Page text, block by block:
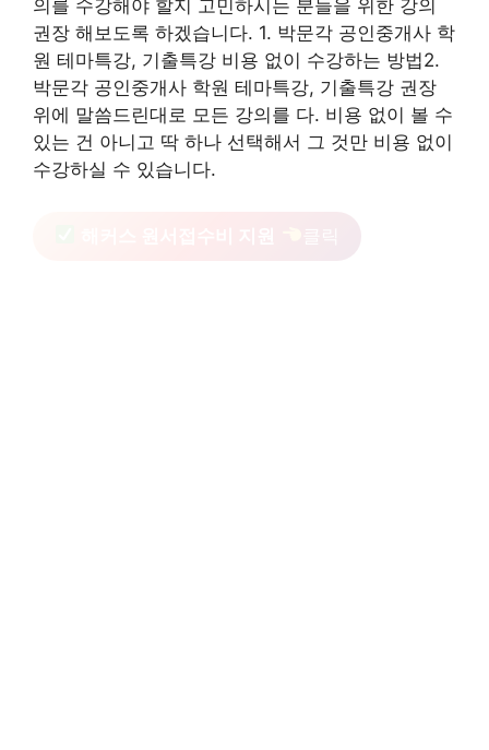
의를 수강해야 할지 고민하시는 분들을 위한 강의
권장 해보도록 하겠습니다. 1. 박문각 공인중개사 학
원 테마특강, 기출특강 비용 없이 수강하는 방법2.
박문각 공인중개사 학원 테마특강, 기출특강 권장
위에 말씀드린대로 모든 강의를 다. 비용 없이 볼 수
있는 건 아니고 딱 하나 선택해서 그 것만 비용 없이
수강하실 수 있습니다.